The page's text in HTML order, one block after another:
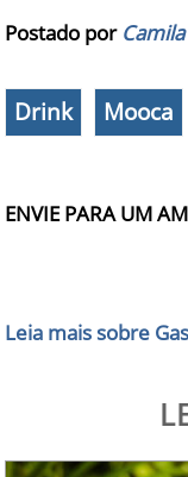
Postado por
Drink Mooca
ENVIE PARA UM
Leia mais sobre